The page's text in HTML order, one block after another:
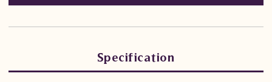
Specification